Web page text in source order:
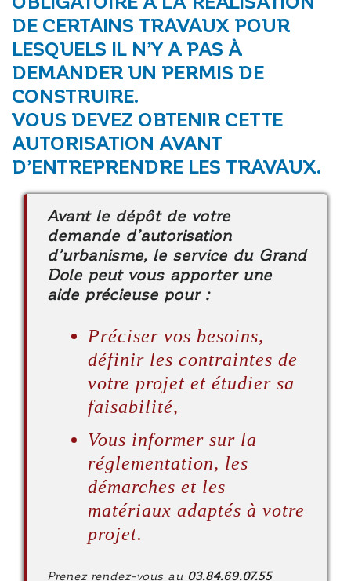
DE CERTAINS TRAVAUX POUR
LESQUELS IL N’Y A PAS À
DEMANDER UN PERMIS DE
CONSTRUIRE.
VOUS DEVEZ OBTENIR CETTE
AUTORISATION AVANT
D’ENTREPRENDRE LES TRAVAUX.
Avant le dépôt de votre
demande d’autorisation
d’urbanisme, le service du Grand
Dole peut vous apporter une
aide précieuse pour :
Préciser vos besoins,
définir les contraintes de
votre projet et étudier sa
faisabilité,
Vous informer sur la
réglementation, les
démarches et les
matériaux adaptés à votre
projet.
Prenez rendez-vous au 03.84.69.07.55